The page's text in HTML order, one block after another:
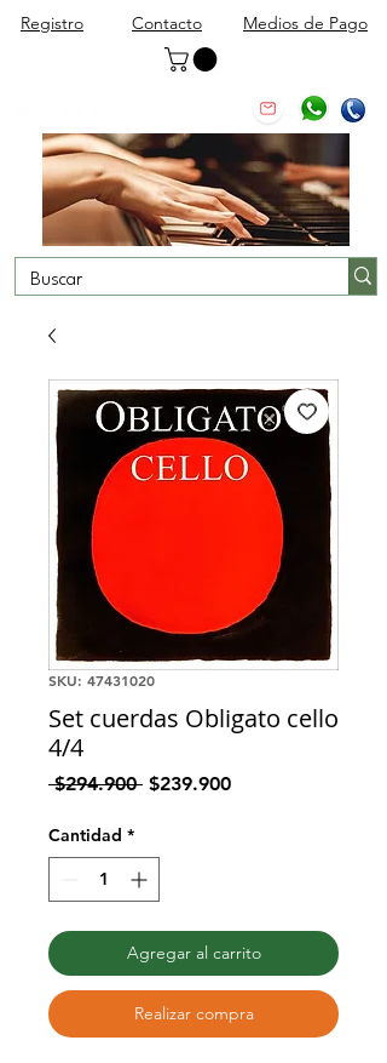
Registro Contacto Medios de Pago
SKU: 47431020
Set cuerdas Obligato cello
4/4
$294.900 Precio
$239.900Precio
Cantidad *
Agregar al carrito
Realizar compra